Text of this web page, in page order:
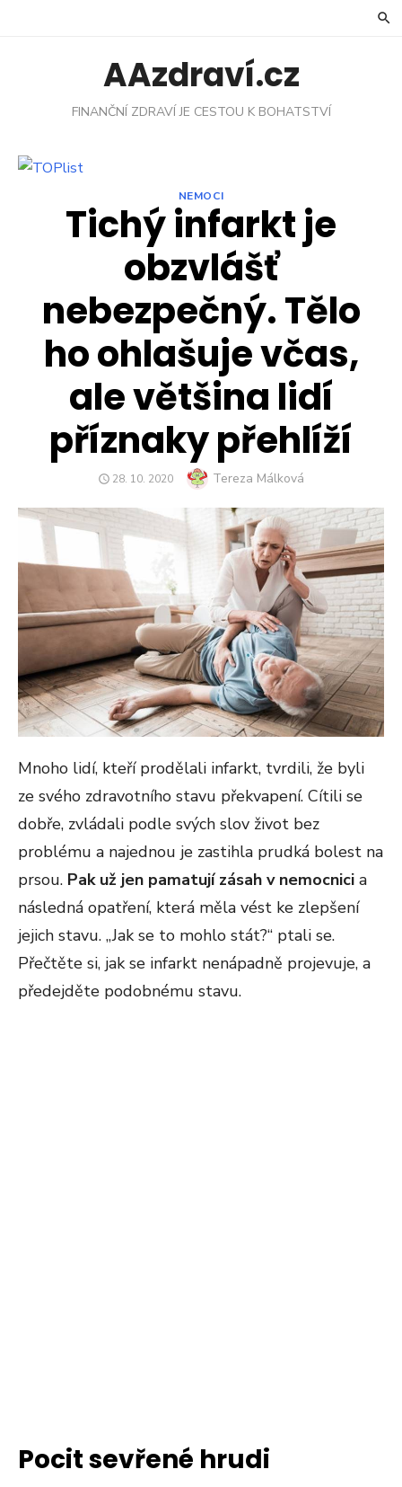
AAzdraví.cz
FINANČNÍ ZDRAVÍ JE CESTOU K BOHATSTVÍ
NEMOCI
Tichý infarkt je
obzvlášť
nebezpečný. Tělo
ho ohlašuje včas,
ale většina lidí
příznaky přehlíží
POSTED
28. 10. 2020 Author
Tereza Málková
Mnoho lidí, kteří prodělali infarkt, tvrdili, že byli
ze svého zdravotního stavu překvapení. Cítili se
dobře, zvládali podle svých slov život bez
problému a najednou je zastihla prudká bolest na
prsou. Pak už jen pamatují zásah v nemocnici a
následná opatření, která měla vést ke zlepšení
jejich stavu. „Jak se to mohlo stát?“ ptali se.
Přečtěte si, jak se infarkt nenápadně projevuje, a
předejděte podobnému stavu.
Pocit sevřené hrudi